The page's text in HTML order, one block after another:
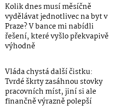
Kolik dnes musí měsíčně
vydělávat jednotlivec na byt v
Praze? V bance mi nabídli
řešení, které vyšlo překvapivě
výhodně
Vláda chystá další čistku:
Tvrdé škrty zasáhnou stovky
pracovních míst, jiní si ale
finančně výrazně polepší